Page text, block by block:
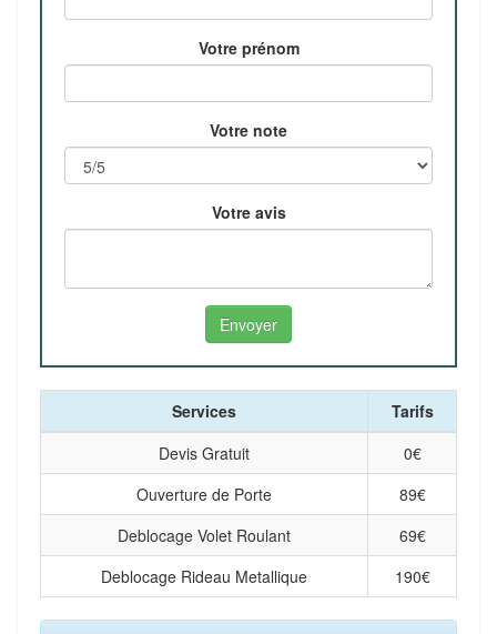
Votre prénom
Votre note
Votre avis
Services
Tarifs
Devis Gratuit
0€
Ouverture de Porte
89€
Deblocage Volet Roulant
69€
Deblocage Rideau Metallique
190€